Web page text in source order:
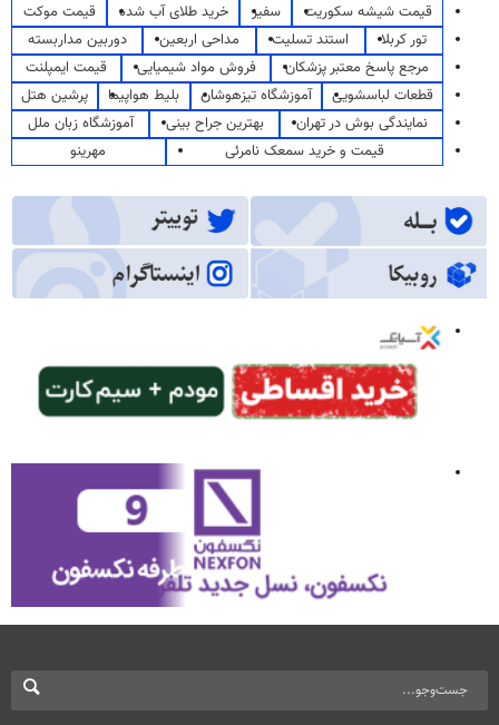
قیمت شیشه سکوریت سفیر خرید طلای آب شده
قیمت موکت
تور کربلا
استند تسلیت مداحی اربعین
دوربین مداربسته
مرجع پاسخ معتبر پزشکان
فروش مواد شیمیایی
قیمت ایمپلنت
قطعات لباسشویی
آموزشگاه تیزهوشان بلیط هواپیما
پرشین هتل
نمایندگی بوش در تهران
بهترین جراح بینی
آموزشگاه زبان ملل
قیمت و خرید سمعک نامرئی
مهرینو